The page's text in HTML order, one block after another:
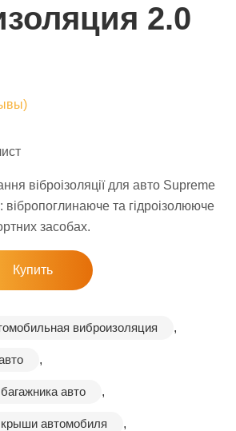
2.0
віброізоляції для авто Supreme
та гідроізолююче
засобах.
Купить
виброизоляция ,
,
авто ,
автомобиля ,